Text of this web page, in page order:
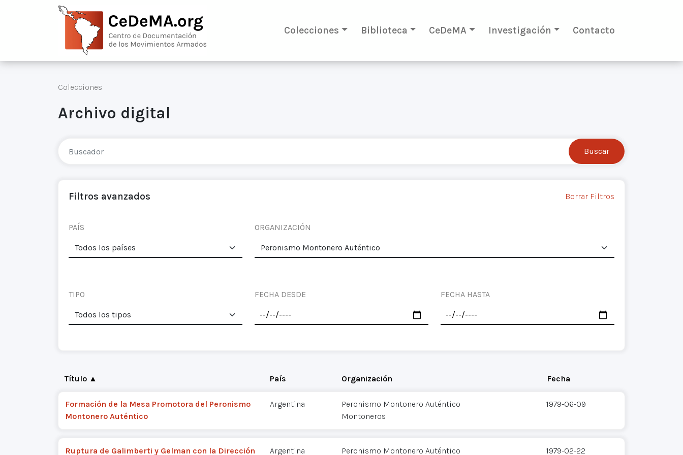
Colecciones Biblioteca CeDeMA Investigación Contacto
Colecciones
Archivo digital
Filtros avanzados Borrar Filtros
PAÍS ORGANIZACIÓN
TIPO FECHA DESDE FECHA HASTA
Título ▲ País Organización Fecha
Formación de la Mesa Promotora del Peronismo
Montonero Auténtico
Argentina
Peronismo Montonero Auténtico
Montoneros
1979-06-09
Ruptura de Galimberti y Gelman con la Dirección Argentina Peronismo Montonero Auténtico 1979-02-22